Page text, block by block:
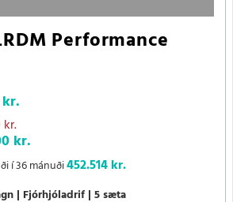
Performance
kr.
kr.
í 36 mánuði452.514 kr.
Fjórhjóladrif 5 sæta